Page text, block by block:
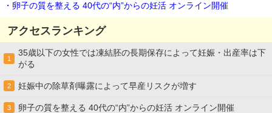
・卵子の質を整える 40代の“内”からの妊活 オンライン開催
アクセスランキング
1
35歳以下の女性では凍結胚の長期保存によって妊娠・出産率は下
がる
2 妊娠中の除草剤曝露によって早産リスクが増す
3 卵子の質を整える 40代の“内”からの妊活 オンライン開催